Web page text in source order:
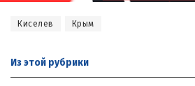
Киселев Крым
Из этой рубрики